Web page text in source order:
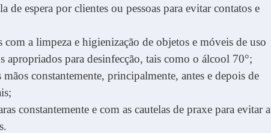
de espera por clientes ou pessoas para evitar contatos e
com a limpeza e higienização de objetos e móveis de uso
apropriados para desinfecção, tais como o álcool 70°;
mãos constantemente, principalmente, antes e depois de
constantemente e com as cautelas de praxe para evitar a